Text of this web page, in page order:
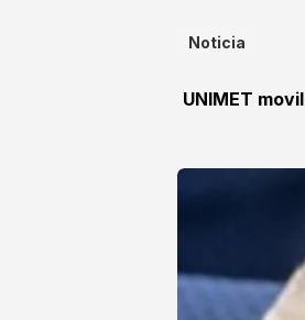
Noticia
UNIMET